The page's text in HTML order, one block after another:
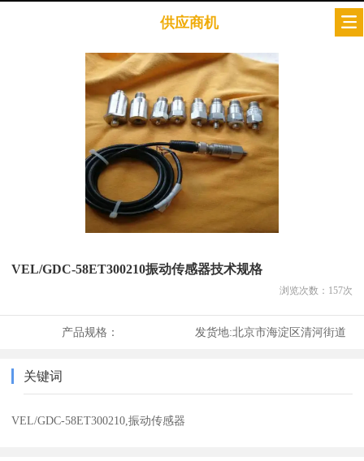
供应商机
VEL/GDC-58ET300210振动传感器技术规格
浏览次数： 157次
产品规格： 发货地:北京市海淀区清河街道
关键词
VEL/GDC-58ET300210,振动传感器